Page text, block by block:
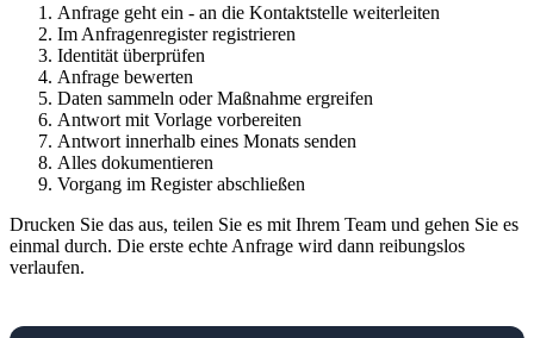
Anfrage geht ein - an die Kontaktstelle weiterleiten
Im Anfragenregister registrieren
Identität überprüfen
Anfrage bewerten
Daten sammeln oder Maßnahme ergreifen
Antwort mit Vorlage vorbereiten
Antwort innerhalb eines Monats senden
Alles dokumentieren
Vorgang im Register abschließen
Drucken Sie das aus, teilen Sie es mit Ihrem Team und gehen Sie es
einmal durch. Die erste echte Anfrage wird dann reibungslos
verlaufen.